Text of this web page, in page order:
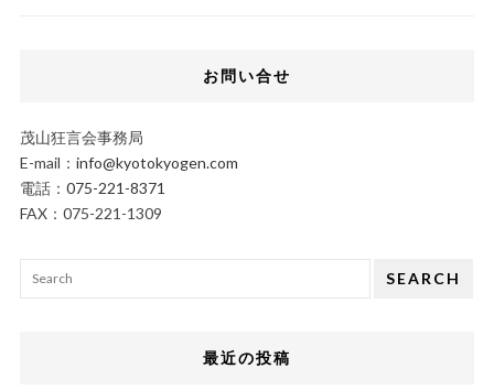
お問い合せ
茂山狂言会事務局
E-mail： info@kyotokyogen.com
電話： 075-221-8371
FAX：075-221-1309
SEARCH
最近の投稿